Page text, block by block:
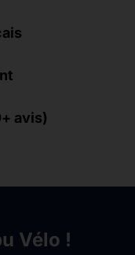
avis)
Vélo !